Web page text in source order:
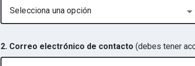
Selecciona una opción
2. Correo electrónico de contacto (debes tener